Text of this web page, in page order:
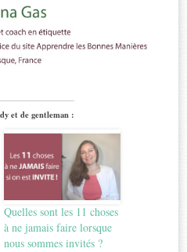
et de gentleman :
Quelles sont les 11 choses
à ne jamais faire lorsque
nous sommes invités ?